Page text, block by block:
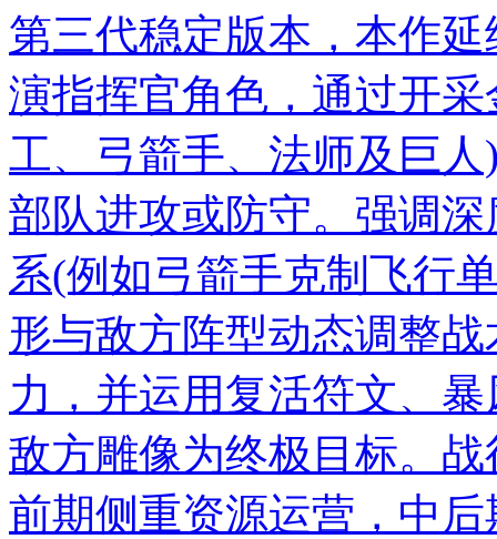
第三代稳定版本，本作
演指挥官角色，通过开
工、弓箭手、法师及巨
部队进攻或防守。强调
系(例如弓箭手克制飞行
形与敌方阵型动态调整
力，并运用复活符文、
敌方雕像为终极目标。
前期侧重资源运营，中